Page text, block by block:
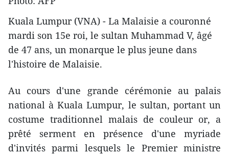
Kuala Lumpur (VNA) - La Malaisie a ​couronné
mardi son 15e roi, le sultan Muhammad V, âgé
de 47 ans, un monarque ​le plus jeune ​dans
l'histoire de Malaisie.
Au cours d'une grande cérémonie au palais
national à Kuala Lumpur, le sultan, portant un
costume traditionnel malais de couleur or, a
prêté serment en présence d'une myriade
d'invités parmi lesquels le Premier ministre